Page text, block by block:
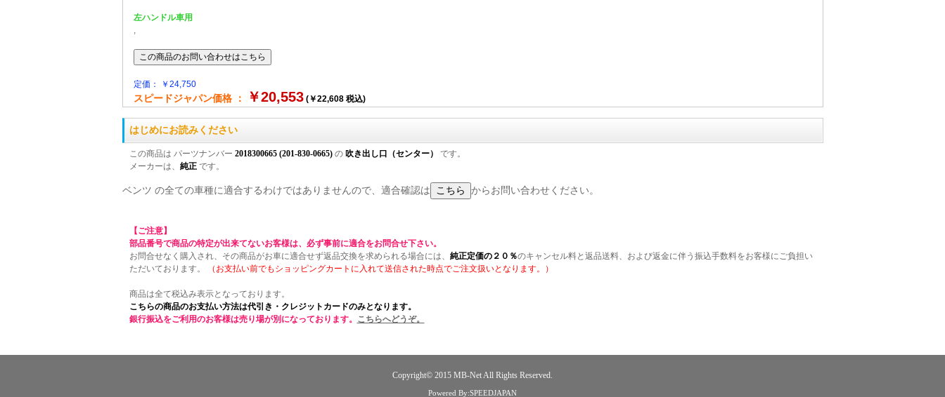
左ハンドル車用
,
定価： ￥24,750
スピードジャパン価格 ： ￥20,553(￥22,608 税込)
はじめにお読みください
この商品は パーツナンバー 2018300665 (201-830-0665)の 吹き出し口（センター）
です。
メーカーは、 純正です。
ベンツ の全ての車種に適合するわけではありませんので、適合確認は からお問い合わせください。
【ご注意】
部品番号で商品の特定が出来てないお客様は、必ず事前に適合をお問合せ下さい。
お問合せなく購入され、その商品がお車に適合せず返品交換を求められる場合には、 純正定価の２０％のキャンセル料と返品送料、および返金に伴う振込手数料をお客様にご負担い
ただいております。
（お支払い前でもショッピングカートに入れて送信された時点でご注文扱いとなります。）
商品は全て税込み表示となっております。
こちらの商品のお支払い方法は代引き・クレジットカードのみとなります。
銀行振込をご利用のお客様は売り場が別になっております。 こちらへどうぞ。
Copyright© 2015 MB-NetAll Rights Reserved.
Powered By:SPEEDJAPAN